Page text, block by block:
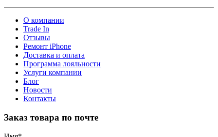
О компании
Trade In
Отзывы
Ремонт iPhone
Доставка и оплата
Программа лояльности
Услуги компании
Блог
Новости
Контакты
Заказ товара по почте